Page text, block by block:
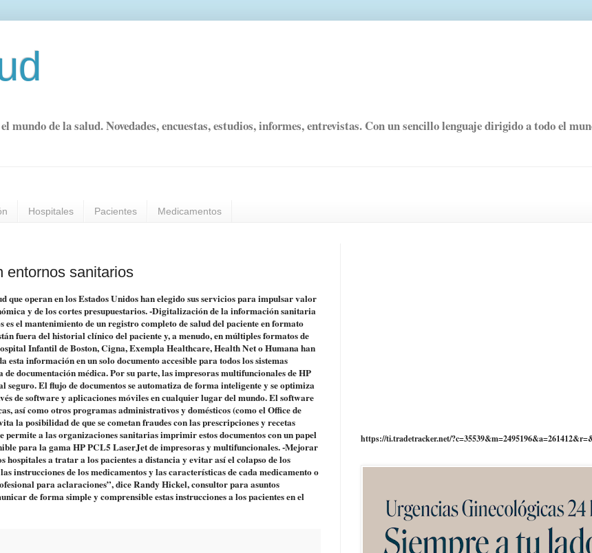
de la salud. Novedades, encuestas, estudios, informes, entrevistas. Con un sencillo lenguaje dirigido a todo el
Hospitales Pacientes Medicamentos
que operan en los Estados Unidos han elegido sus servicios para impulsar valor
y de los cortes presupuestarios. -Digitalización de la información sanitaria
el mantenimiento de un registro completo de salud del paciente en formato
fuera del historial clínico del paciente y, a menudo, en múltiples formatos de
Infantil de Boston, Cigna, Exempla Healthcare, Health Net o Humana han
información en un solo documento accesible para todos los sistemas
documentación médica. Por su parte, las impresoras multifuncionales de HP
El flujo de documentos se automatiza de forma inteligente y se optimiza
de software y aplicaciones móviles en cualquier lugar del mundo. El software
así como otros programas administrativos y domésticos (como el Office de
la posibilidad de que se cometan fraudes con las prescripciones y recetas
a las organizaciones sanitarias imprimir estos documentos con un papel
para la gama HP PCL5 LaserJet de impresoras y multifuncionales. -Mejorar
a tratar a los pacientes a distancia y evitar así el colapso de los
instrucciones de los medicamentos y las características de cada medicamento o
para aclaraciones”, dice Randy Hickel, consultor para asuntos
de forma simple y comprensible estas instrucciones a los pacientes en el
https://ti.tradetracker.net/